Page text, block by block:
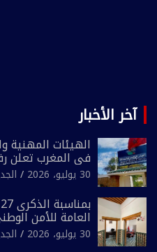
آخر الأخبار
الهيئات المهنية
في المغرب تعلن
انتخابية مُعدة
ضيق”
30 يوليو، 2026
العامة للأمن
الشرطة
30 يوليو، 2026